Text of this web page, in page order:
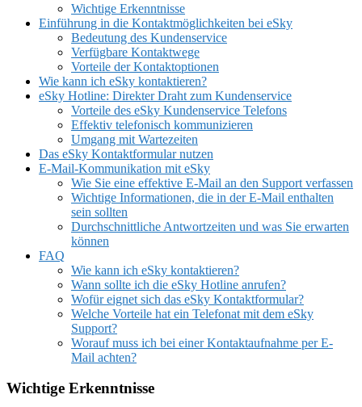
Wichtige Erkenntnisse
Einführung in die Kontaktmöglichkeiten bei eSky
Bedeutung des Kundenservice
Verfügbare Kontaktwege
Vorteile der Kontaktoptionen
Wie kann ich eSky kontaktieren?
eSky Hotline: Direkter Draht zum Kundenservice
Vorteile des eSky Kundenservice Telefons
Effektiv telefonisch kommunizieren
Umgang mit Wartezeiten
Das eSky Kontaktformular nutzen
E-Mail-Kommunikation mit eSky
Wie Sie eine effektive E-Mail an den Support verfassen
Wichtige Informationen, die in der E-Mail enthalten
sein sollten
Durchschnittliche Antwortzeiten und was Sie erwarten
können
FAQ
Wie kann ich eSky kontaktieren?
Wann sollte ich die eSky Hotline anrufen?
Wofür eignet sich das eSky Kontaktformular?
Welche Vorteile hat ein Telefonat mit dem eSky
Support?
Worauf muss ich bei einer Kontaktaufnahme per E-
Mail achten?
Wichtige Erkenntnisse